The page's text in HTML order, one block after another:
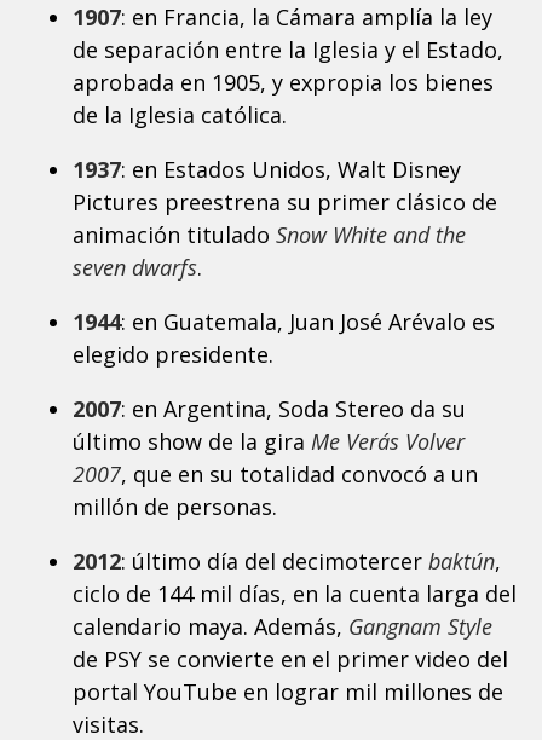
1907: en Francia, la Cámara amplía la ley
de separación entre la Iglesia y el Estado,
aprobada en 1905, y expropia los bienes
de la Iglesia católica.
1937: en Estados Unidos, Walt Disney
Pictures preestrena su primer clásico de
animación titulado Snow White and the
seven dwarfs.
1944: en Guatemala, Juan José Arévalo es
elegido presidente.
2007: en Argentina, Soda Stereo da su
último show de la gira Me Verás Volver
2007, que en su totalidad convocó a un
millón de personas.
2012: último día del decimotercer baktún,
ciclo de 144 mil días, en la cuenta larga del
calendario maya. Además, Gangnam Style
de PSY se convierte en el primer video del
portal YouTube en lograr mil millones de
visitas.